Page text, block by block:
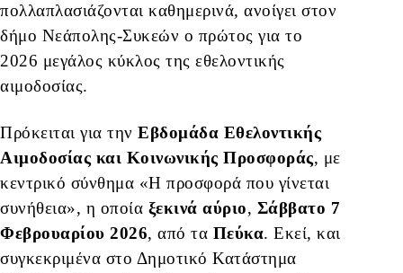
πολλαπλασιάζονται καθημερινά, ανοίγει στον
δήμο Νεάπολης-Συκεών ο πρώτος για το
2026 μεγάλος κύκλος της εθελοντικής
αιμοδοσίας.
Πρόκειται για την Εβδομάδα Εθελοντικής
Αιμοδοσίας και Κοινωνικής Προσφοράς, με
κεντρικό σύνθημα «Η προσφορά που γίνεται
συνήθεια», η οποία ξεκινά αύριο, Σάββατο 7
Φεβρουαρίου 2026, από τα Πεύκα. Εκεί, και
συγκεκριμένα στο Δημοτικό Κατάστημα